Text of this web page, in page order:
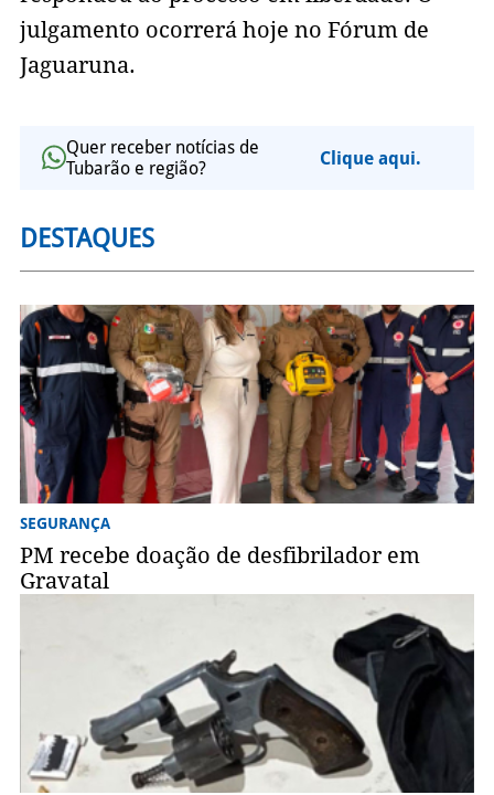
julgamento ocorrerá hoje no Fórum de
Jaguaruna.
Quer receber notícias de
Tubarão e região?
Clique aqui.
DESTAQUES
SEGURANÇA
PM recebe doação de desfibrilador em
Gravatal